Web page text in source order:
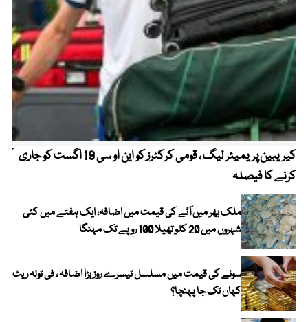
کیریبین پریمیئر لیگ ، قومی کرکٹرز کو این او سی 19 اگست کو جاری
کرنے کا فیصلہ
ملک بھر میں آٹے کی قیمت میں اضافہ، ایک ہفتے میں کئی
شہروں میں 20 کلو تھیلا 100 روپے تک مہنگا
سونے کی قیمت میں مسلسل تیسرے روز بڑا اضافہ ، فی تولہ ریٹ
کہاں تک جا پہنچا؟